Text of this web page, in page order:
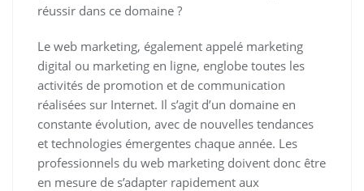
réussir dans ce domaine ?
Le web marketing, également appelé marketing
digital ou marketing en ligne, englobe toutes les
activités de promotion et de communication
réalisées sur Internet. Il s’agit d’un domaine en
constante évolution, avec de nouvelles tendances
et technologies émergentes chaque année. Les
professionnels du web marketing doivent donc être
en mesure de s’adapter rapidement aux